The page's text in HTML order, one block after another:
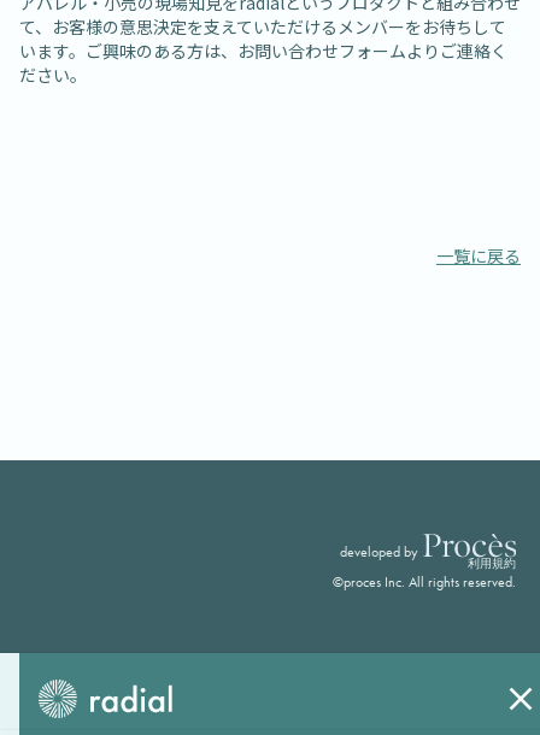
て、お客様の意思決定を支えていただけるメンバーをお待ちして
います。ご興味のある方は、お問い合わせフォームよりご連絡く
ださい。
一覧に戻る
developed by
利用規約
©proces Inc. All rights reserved.